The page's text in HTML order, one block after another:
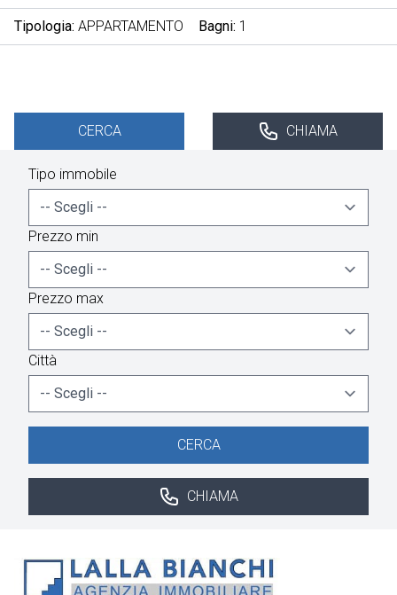
Tipologia: APPARTAMENTO Bagni: 1
CERCA CHIAMA
Tipo immobile
Prezzo min
Prezzo max
Città
CERCA
CHIAMA